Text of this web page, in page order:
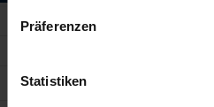
Präferenzen
Statistiken